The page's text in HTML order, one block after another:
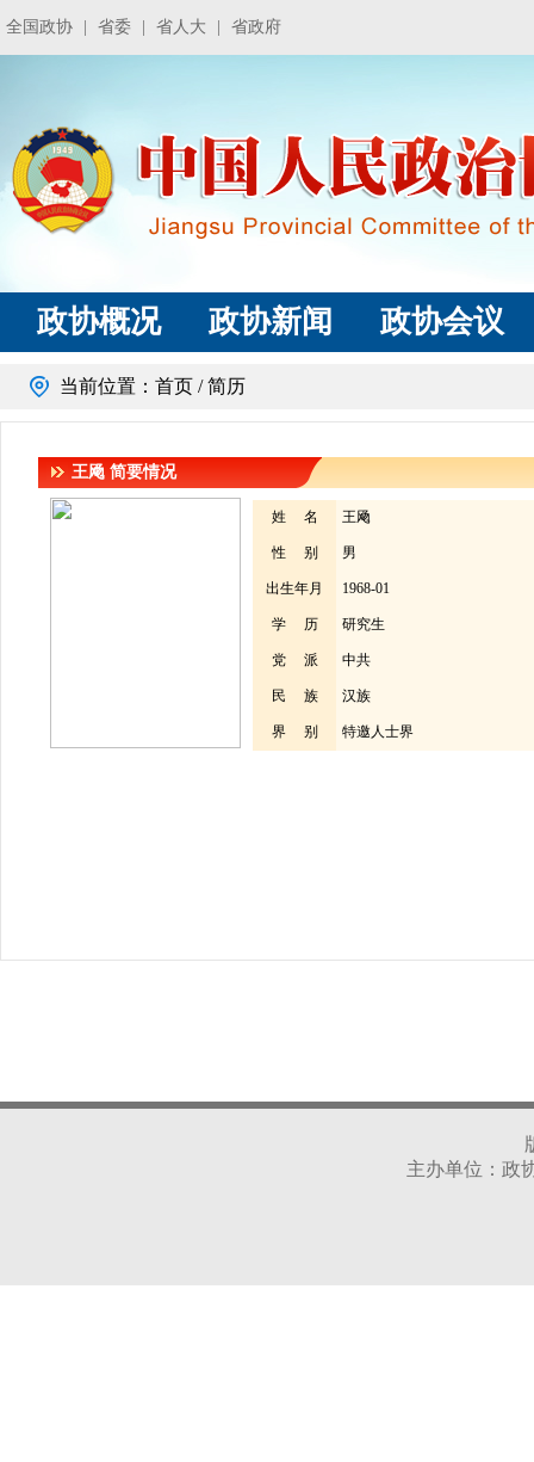
全国政协 省委 省人大 省政府
政协概况 政协新闻 政协会议
当前位置： 首页 / 简历
王飏 简要情况
姓 名 王飏
性 别 男
出生年月 1968-01
学 历 研究生
党 派 中共
民 族 汉族
界 别 特邀人士界
主办单位：